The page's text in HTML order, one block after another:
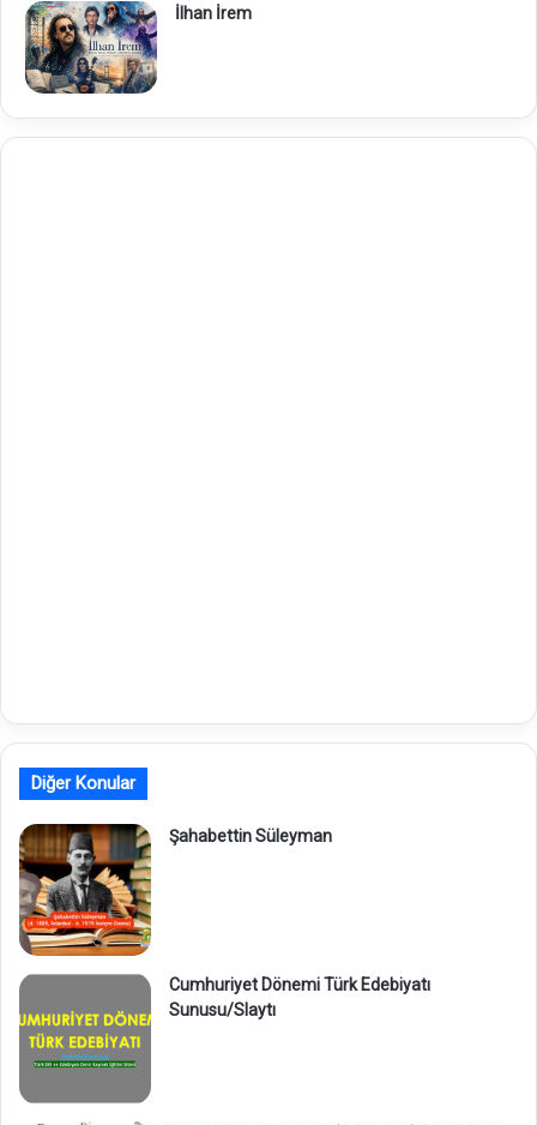
İlhan İrem
Diğer Konular
Şahabettin Süleyman
Cumhuriyet Dönemi Türk Edebiyatı
Sunusu/Slaytı